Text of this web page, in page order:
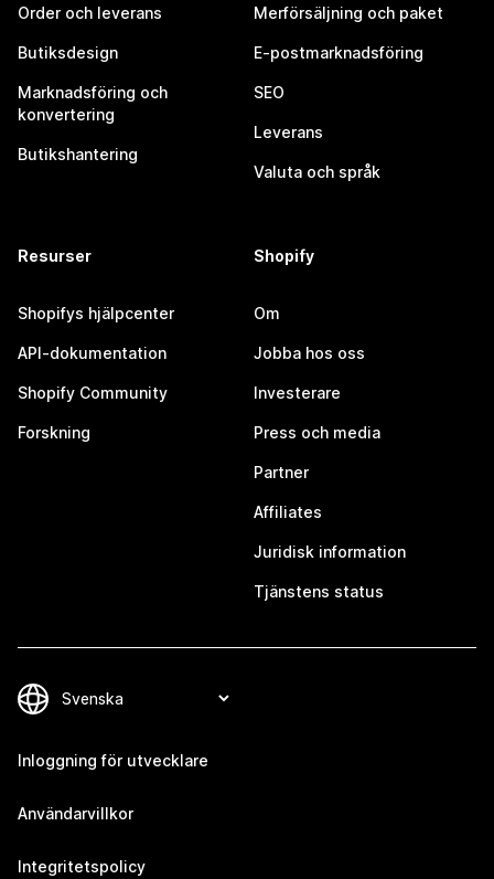
Order och leverans
Butiksdesign
Marknadsföring och
konvertering
Butikshantering
Merförsäljning och paket
E-postmarknadsföring
SEO
Leverans
Valuta och språk
Resurser
Shopifys hjälpcenter
API-dokumentation
Shopify Community
Forskning
Shopify
Om
Jobba hos oss
Investerare
Press och media
Partner
Affiliates
Juridisk information
Tjänstens status
Inloggning för utvecklare
Användarvillkor
Integritetspolicy